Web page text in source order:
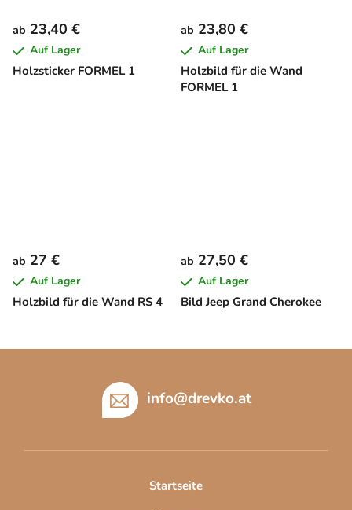
Holzsticker FORMEL 1
ab 23,40 €
Auf Lager
Holzbild für die Wand
FORMEL 1
ab 23,80 €
Auf Lager
Holzbild für die Wand RS 4
ab 27 €
Auf Lager
Bild Jeep Grand Cherokee
ab 27,50 €
Auf Lager
info@drevko.at
Startseite